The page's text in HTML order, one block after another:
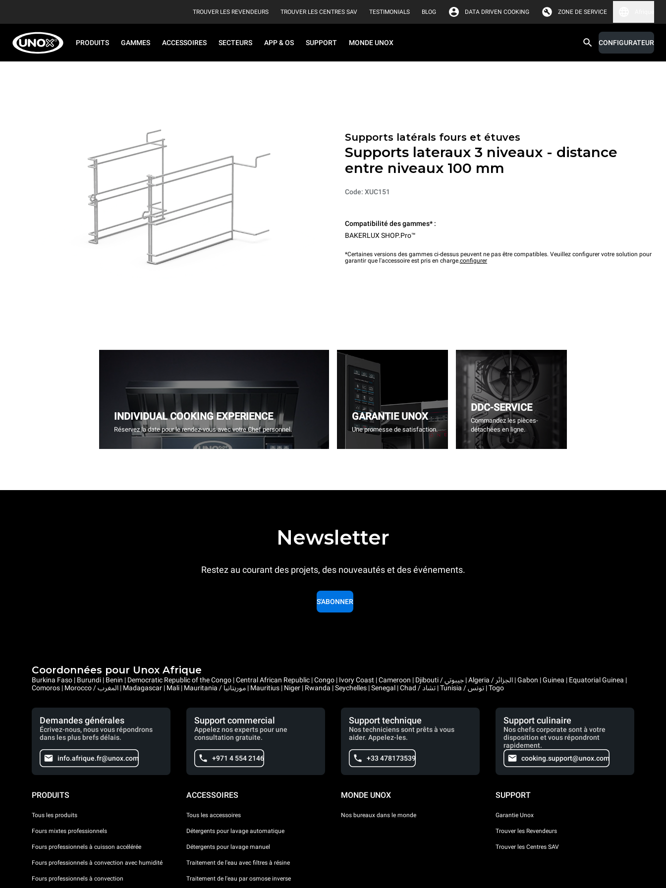
TROUVER LES REVENDEURS TROUVER LES CENTRES SAV TESTIMONIALS BLOG DATA DRIVEN COOKING ZONE DE SERVICE
PRODUITS GAMMES ACCESSOIRES SECTEURS APP & OS SUPPORT MONDE UNOX CONFIGURATEUR
Supports latérals fours et étuves
Supports lateraux 3 niveaux - distance
entre niveaux 100 mm
Code: XUC151
Compatibilité des gammes* :
BAKERLUX SHOP.Pro™
*Certaines versions des gammes ci-dessus peuvent ne pas être compatibles. Veuillez configurer votre solution pour
garantir que l'accessoire est pris en charge.configurer
INDIVIDUAL COOKING EXPERIENCE
Réservez la date pour le rendez-vous avec votre Chef personnel.
GARANTIE UNOX
Une promesse de satisfaction.
DDC-SERVICE
Commandez les pièces-
détachées en ligne.
Newsletter
Restez au courant des projets, des nouveautés et des événements.
S'ABONNER
Coordonnées pour Unox Afrique
Burkina Faso | Burundi | Benin | Democratic Republic of the Congo | Central African Republic | Congo | Ivory Coast | Cameroon | Djibouti / جيبوتي | Algeria / الجزائر | Gabon | Guinea | Equatorial Guinea |
Comoros | Morocco / المغرب | Madagascar | Mali | Mauritania / موريتانيا | Mauritius | Niger | Rwanda | Seychelles | Senegal | Chad / تشاد | Tunisia / تونس | Togo
Demandes générales
Écrivez-nous, nous vous répondrons
dans les plus brefs délais.
info.afrique.fr@unox.com
Support commercial
Appelez nos experts pour une
consultation gratuite.
+971 4 554 2146
Support technique
Nos techniciens sont prêts à vous
aider. Appelez-les.
+33 478173539
Support culinaire
Nos chefs corporate sont à votre
disposition et vous répondront
rapidement.
cooking.support@unox.com
PRODUITS
Tous les produits
Fours mixtes professionnels
Fours professionnels à cuisson accélérée
Fours professionnels à convection avec humidité
Fours professionnels à convection
ACCESSOIRES
Tous les accessoires
Détergents pour lavage automatique
Détergents pour lavage manuel
Traitement de l'eau avec filtres à résine
Traitement de l'eau par osmose inverse
MONDE UNOX
Nos bureaux dans le monde
SUPPORT
Garantie Unox
Trouver les Revendeurs
Trouver les Centres SAV